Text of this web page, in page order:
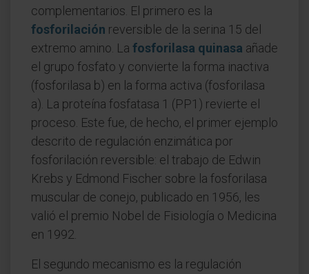
complementarios. El primero es la
fosforilación reversible de la serina 15 del
extremo amino. La fosforilasa quinasa añade
el grupo fosfato y convierte la forma inactiva
(fosforilasa b) en la forma activa (fosforilasa
a). La proteína fosfatasa 1 (PP1) revierte el
proceso. Este fue, de hecho, el primer ejemplo
descrito de regulación enzimática por
fosforilación reversible: el trabajo de Edwin
Krebs y Edmond Fischer sobre la fosforilasa
muscular de conejo, publicado en 1956, les
valió el premio Nobel de Fisiología o Medicina
en 1992.
El segundo mecanismo es la regulación